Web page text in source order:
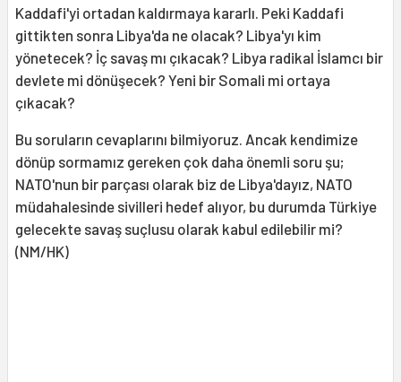
Kaddafi'yi ortadan kaldırmaya kararlı. Peki Kaddafi
gittikten sonra Libya'da ne olacak? Libya'yı kim
yönetecek? İç savaş mı çıkacak? Libya radikal İslamcı bir
devlete mi dönüşecek? Yeni bir Somali mi ortaya
çıkacak?
Bu soruların cevaplarını bilmiyoruz. Ancak kendimize
dönüp sormamız gereken çok daha önemli soru şu;
NATO'nun bir parçası olarak biz de Libya'dayız, NATO
müdahalesinde sivilleri hedef alıyor, bu durumda Türkiye
gelecekte savaş suçlusu olarak kabul edilebilir mi?
(NM/HK)